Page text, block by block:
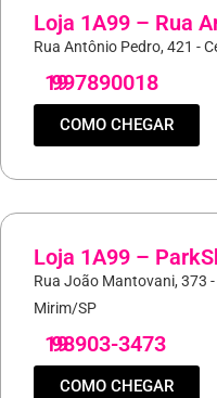
Loja 1A99 – Rua
Rua Antônio Pedro, 421 -
19
997890018
COMO CHEGAR
Loja 1A99 –
Rua João Mantovani, 373
Mirim/SP
19
98903-3473
COMO CHEGAR